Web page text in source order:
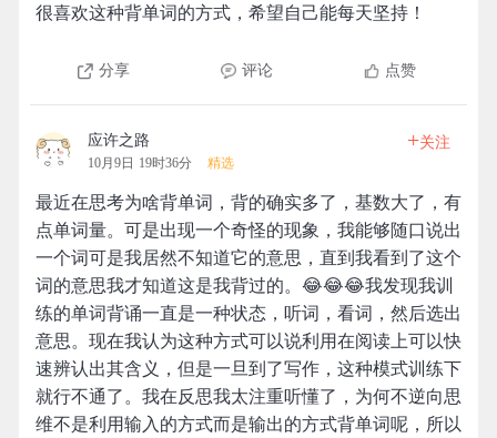
很喜欢这种背单词的方式，希望自己能每天坚持！
分享 评论 点赞
应许之路
10月9日 19时36分 精选
+关注
最近在思考为啥背单词，背的确实多了，基数大了，有
点单词量。可是出现一个奇怪的现象，我能够随口说出
一个词可是我居然不知道它的意思，直到我看到了这个
词的意思我才知道这是我背过的。😂😂😂我发现我训
练的单词背诵一直是一种状态，听词，看词，然后选出
意思。现在我认为这种方式可以说利用在阅读上可以快
速辨认出其含义，但是一旦到了写作，这种模式训练下
就行不通了。我在反思我太注重听懂了，为何不逆向思
维不是利用输入的方式而是输出的方式背单词呢，所以